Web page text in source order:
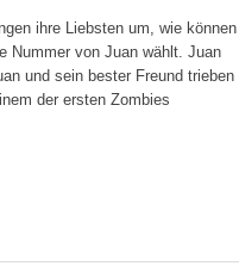
ihre Liebsten um, wie können
Nummer von Juan wählt. Juan
und sein bester Freund trieben
der ersten Zombies